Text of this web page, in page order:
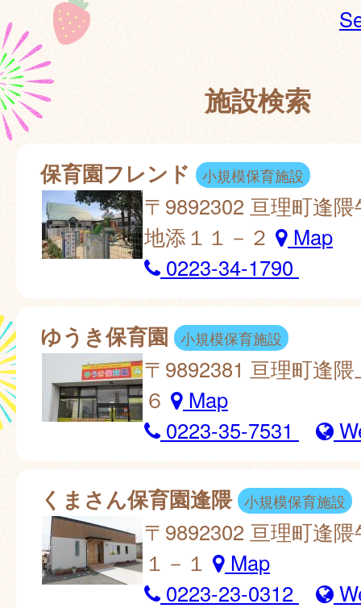
施設検索
保育園フレンド 小規模保育施設
〒9892302 亘理町逢
地添１１－２
Map
0223-34-1790
ゆうき保育園 小規模保育施設
〒9892381 亘理町逢
６
Map
0223-35-7531
くまさん保育園逢隈 小規模保育施設
〒9892302 亘理町逢
１－１
Map
0223-23-0312